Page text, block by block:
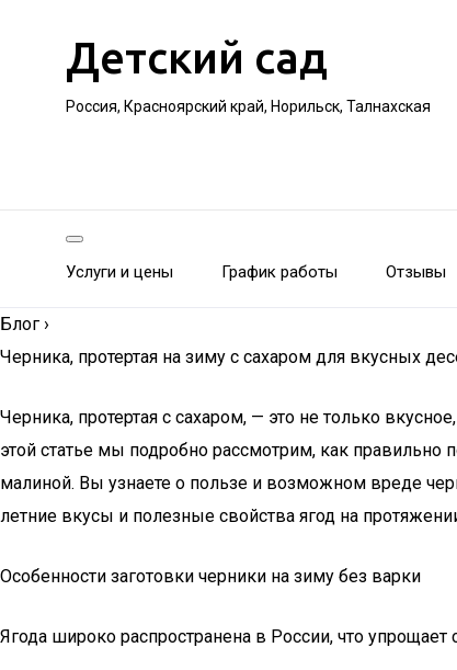
Детский сад
Россия, Красноярский край, Норильск, Талнахская
Услуги и цены График работы Отзывы
Блог ›
Черника, протертая на зиму с сахаром для вкусных
Черника, протертая с сахаром, — это не только
этой статье мы подробно рассмотрим, как
малиной. Вы узнаете о пользе и возможном вреде
летние вкусы и полезные свойства ягод на
Особенности заготовки черники на зиму без варки
Ягода широко распространена в России, что упрощает